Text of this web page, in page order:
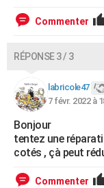
Commenter
RÉPONSE 3 / 3
labricole47
7 févr. 2022 à
Bonjour
tentez une
cotés , çà peut
Commenter